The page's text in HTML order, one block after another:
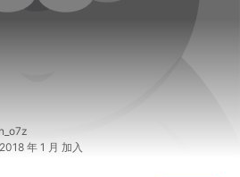
年 1 月 加入